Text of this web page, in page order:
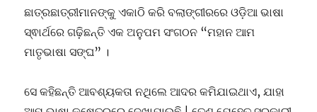
ଛାତ୍ରଛାତ୍ରୀମାନଙ୍କୁ ଏକାଠି କରି ବଲାଙ୍ଗୀରରେ ଓଡ଼ିଆ ଭାଷା
ସ୍ଵାର୍ଥରେ ଗଢ଼ିଛନ୍ତି ଏକ ଅନୁପମ ସଂଗଠନ “ମହାନ ଆମ
ମାତୃଭାଷା ସଙ୍ଘ” ।
ସେ କହିଛନ୍ତି ଆବଶ୍ୟକତା ନଥିଲେ ଆଦର କମିଯାଇଥାଏ, ଯାହା